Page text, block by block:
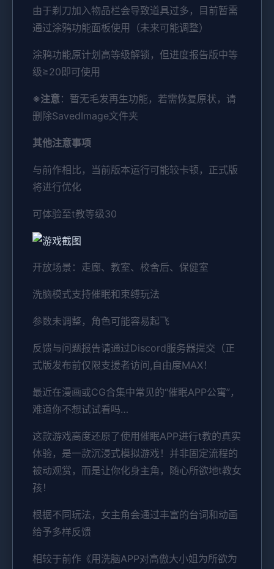
由于剃刀加入物品栏会导致道具过多，目前暂需
通过涂鸦功能面板使用（未来可能调整）
涂鸦功能原计划高等级解锁，但进度报告版中等
级≥20即可使用
※注意：暂无毛发再生功能，若需恢复原状，请
删除SavedImage文件夹
其他注意事项
与前作相比，当前版本运行可能较卡顿，正式版
将进行优化
可体验至t教等级30
开放场景：走廊、教室、校舍后、保健室
洗脑模式支持催眠和束缚玩法
参数未调整，角色可能容易起飞
反馈与问题报告请通过Discord服务器提交（正
式版发布前仅限支援者访问,自由度MAX！
最近在漫画或CG合集中常见的“催眠APP公寓”，
难道你不想试试看吗…
这款游戏高度还原了使用催眠APP进行t教的真实
体验，是一款沉浸式模拟游戏！并非固定流程的
被动观赏，而是让你化身主角，随心所欲地t教女
孩！
根据不同玩法，女主角会通过丰富的台词和动画
给予多样反馈
相较于前作《用洗脑APP对高傲大小姐为所欲为